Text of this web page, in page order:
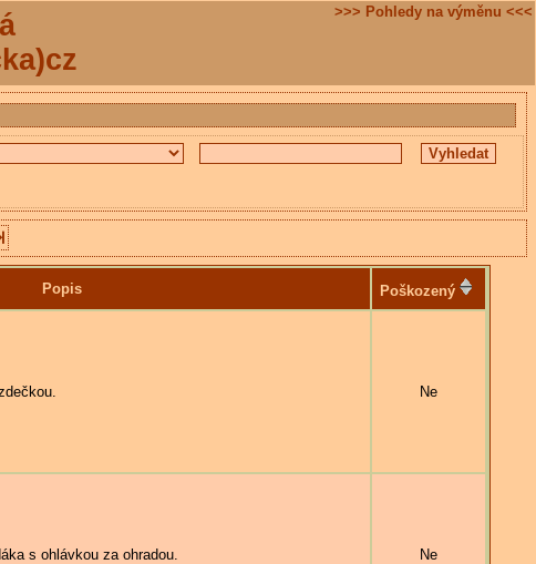
>>> Pohledy na výměnu <<<
Popis Poškozený
Ne
s ohlávkou za ohradou. Ne